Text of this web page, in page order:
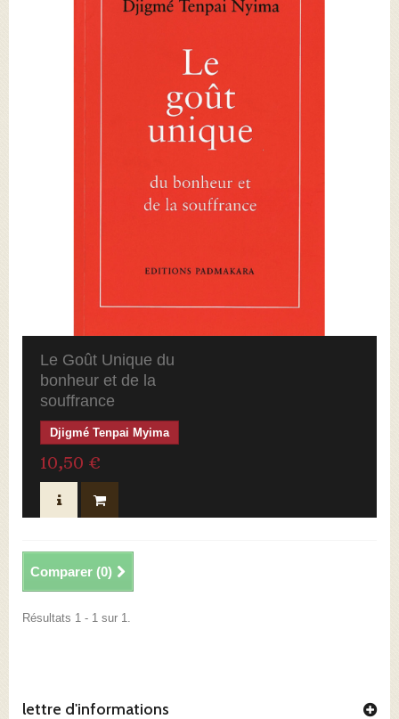
Le Goût Unique du
bonheur et de la
souffrance
Djigmé Tenpai Myima
10,50 €
Comparer (0)
Résultats 1 - 1 sur 1.
lettre d'informations